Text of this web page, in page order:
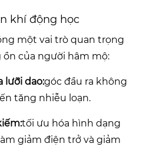
khí động học
một vai trò quan trọng
của người hâm mộ:
lưỡi dao:góc đầu ra không
tăng nhiễu loạn.
tối ưu hóa hình dạng
giảm điện trở và giảm